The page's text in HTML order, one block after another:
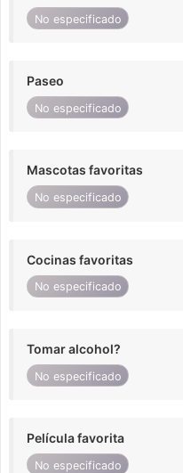
No especificado
Paseo
No especificado
Mascotas favoritas
No especificado
Cocinas favoritas
No especificado
Tomar alcohol?
No especificado
Película favorita
No especificado